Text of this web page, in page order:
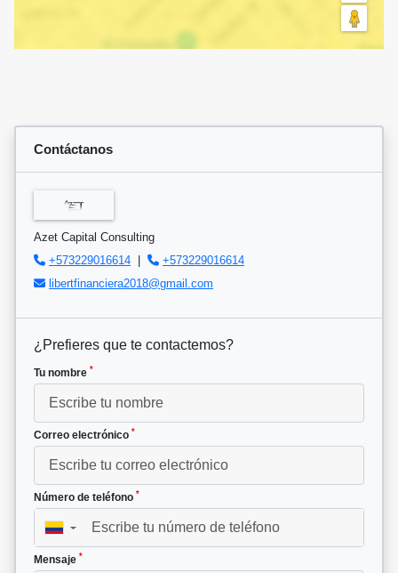
Contáctanos
Azet Capital Consulting
+573229016614 |
+573229016614
libertfinanciera2018@gmail.com
¿Prefieres que te contactemos?
Tu nombre *
Correo electrónico *
Número de teléfono *
▼
Mensaje *